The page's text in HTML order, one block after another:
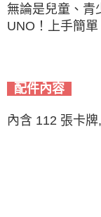
無論是兒童、青
UNO！上手簡單
配件內容
內含 112 張卡